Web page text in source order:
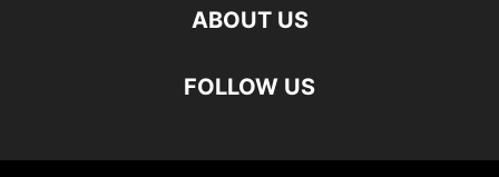
ABOUT US
FOLLOW US